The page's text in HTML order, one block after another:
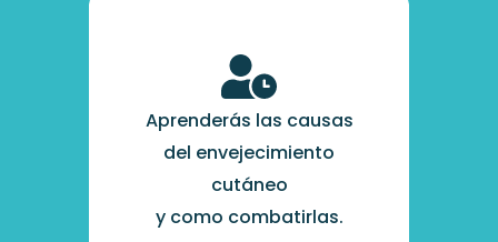
Aprenderás las causas
del envejecimiento
cutáneo
y como combatirlas.